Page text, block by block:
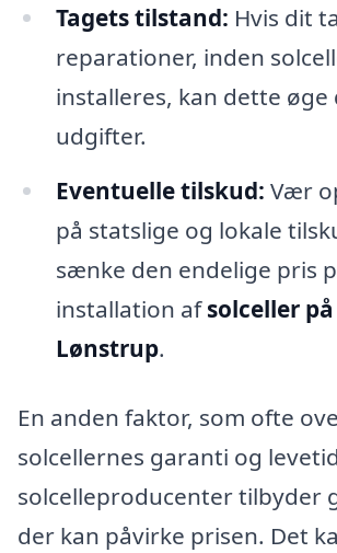
Tagets tilstand: Hvis dit
reparationer, inden
installeres, kan dette øge
udgifter.
Eventuelle tilskud: Vær
på statslige og lokale
sænke den endelige pris
installation afsolceller
Lønstrup.
En anden faktor, som ofte
solcellernes garanti og
solcelleproducenter tilbyder
der kan påvirke prisen. Det